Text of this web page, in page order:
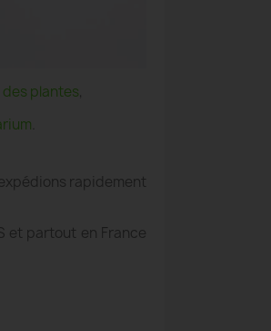
plantes,
rapidement
et partout en France